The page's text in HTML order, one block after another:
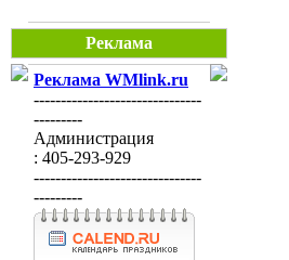
Реклама
Реклама WMlink.ru
-------------------------------
---------
Администрация
: 405-293-929
-------------------------------
---------